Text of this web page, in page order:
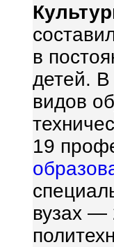
в
детей. В
видов
19
вузах —